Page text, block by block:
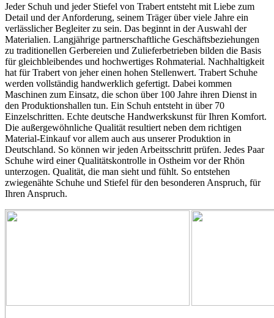
Jeder Schuh und jeder Stiefel von Trabert entsteht mit Liebe zum
Detail und der Anforderung, seinem Träger über viele Jahre ein
verlässlicher Begleiter zu sein. Das beginnt in der Auswahl der
Materialien. Langjährige partnerschaftliche Geschäftsbeziehungen
zu traditionellen Gerbereien und Zulieferbetrieben bilden die Basis
für gleichbleibendes und hochwertiges Rohmaterial. Nachhaltigkeit
hat für Trabert von jeher einen hohen Stellenwert. Trabert Schuhe
werden vollständig handwerklich gefertigt. Dabei kommen
Maschinen zum Einsatz, die schon über 100 Jahre ihren Dienst in
den Produktionshallen tun. Ein Schuh entsteht in über 70
Einzelschritten. Echte deutsche Handwerkskunst für Ihren Komfort.
Die außergewöhnliche Qualität resultiert neben dem richtigen
Material-Einkauf vor allem auch aus unserer Produktion in
Deutschland. So können wir jeden Arbeitsschritt prüfen. Jedes Paar
Schuhe wird einer Qualitätskontrolle in Ostheim vor der Rhön
unterzogen. Qualität, die man sieht und fühlt. So entstehen
zwiegenähte Schuhe und Stiefel für den besonderen Anspruch, für
Ihren Anspruch.